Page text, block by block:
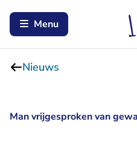
Menu
Nieuws
Man vrijgesproken van